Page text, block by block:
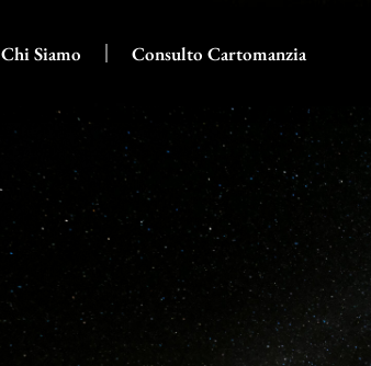
Chi Siamo Consulto Cartomanzia